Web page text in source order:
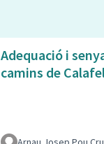
Adequació i
camins de